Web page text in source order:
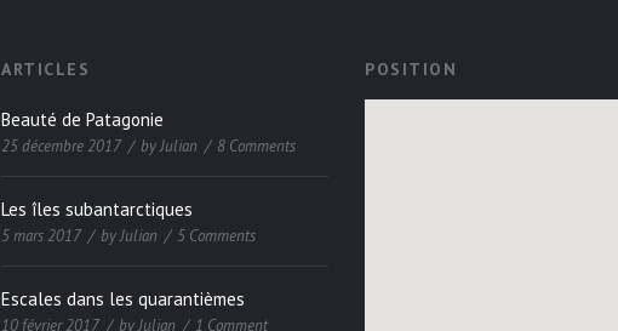
ARTICLES
Beauté de Patagonie
25 décembre 2017 byJulian 8 Comments
Les îles subantarctiques
5 mars 2017 byJulian 5 Comments
Escales dans les quarantièmes
10 février 2017 byJulian 1 Comment
POSITION